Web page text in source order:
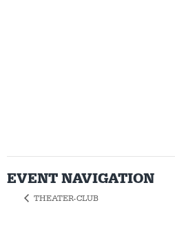
EVENT NAVIGATION
THEATER-CLUB